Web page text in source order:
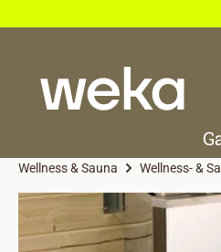
Wellness & Sauna Wellness- &
Bildergalerie überspringen